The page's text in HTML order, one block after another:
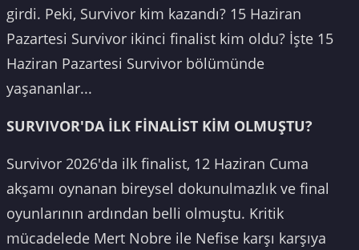
girdi. Peki, Survivor kim kazandı? 15 Haziran
Pazartesi Survivor ikinci finalist kim oldu? İşte 15
Haziran Pazartesi Survivor bölümünde
yaşananlar...
SURVIVOR'DA İLK FİNALİST KİM OLMUŞTU?
Survivor 2026'da ilk finalist, 12 Haziran Cuma
akşamı oynanan bireysel dokunulmazlık ve final
oyunlarının ardından belli olmuştu. Kritik
mücadelede Mert Nobre ile Nefise karşı karşıya